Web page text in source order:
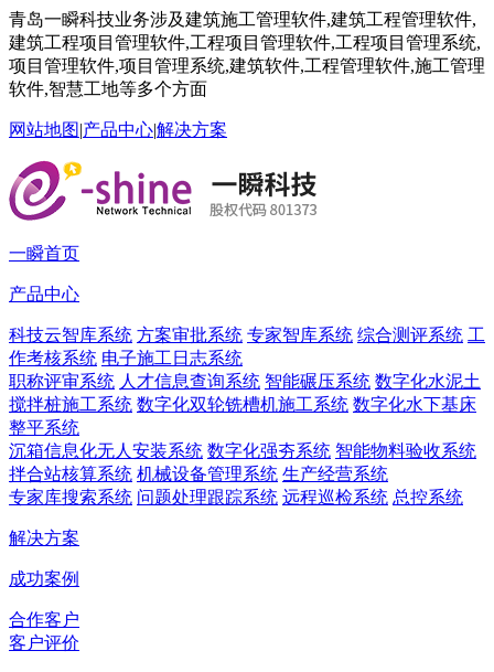
青岛一瞬科技业务涉及建筑施工管理软件,建筑工程管理软件,
建筑工程项目管理软件,工程项目管理软件,工程项目管理系统,
项目管理软件,项目管理系统,建筑软件,工程管理软件,施工管理
软件,智慧工地等多个方面
网站地图|产品中心|解决方案
一瞬首页
产品中心
科技云智库系统 方案审批系统 专家智库系统 综合测评系统 工
作考核系统 电子施工日志系统
职称评审系统 人才信息查询系统 智能碾压系统 数字化水泥土
搅拌桩施工系统 数字化双轮铣槽机施工系统 数字化水下基床
整平系统
沉箱信息化无人安装系统 数字化强夯系统 智能物料验收系统
拌合站核算系统 机械设备管理系统 生产经营系统
专家库搜索系统 问题处理跟踪系统 远程巡检系统 总控系统
解决方案
成功案例
合作客户
客户评价